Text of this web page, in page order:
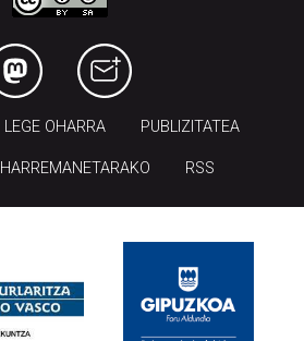
LEGE OHARRA PUBLIZITATEA
HARREMANETARAKO RSS